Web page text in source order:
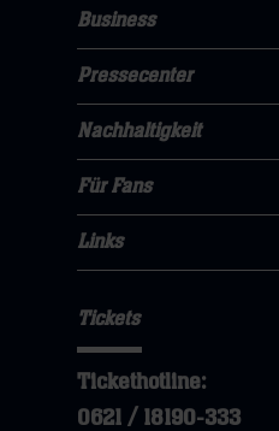
uns
Navigation
öffnen,
dann
klicken
sie
Navigation
öffnen,
dann
klicken
sie
hier
Business
Navigation
öffnen,
dann
klicken
sie
Pressecenter
Nachhaltigkeit
Navigation
öffnen,
dann
klicken
sie
Nachhaltigkeit
Fans
Navigation
dann
Für Fans
öffnen,
dann
klicken
sie
Links
Tickets
Tickethotline:
0621 / 18190-333